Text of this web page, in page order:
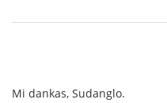
Mi dankas, Sudanglo.